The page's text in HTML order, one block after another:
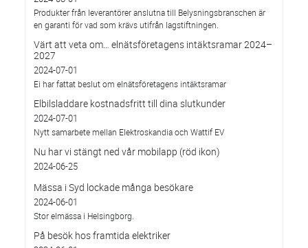
Produkter från leverantörer anslutna till Belysningsbranschen är
en garanti för vad som krävs utifrån lagstiftningen.
Värt att veta om… elnätsföretagens intäktsramar 2024–
2027
2024-07-01
Ei har fattat beslut om elnätsföretagens intäktsramar
Elbilsladdare kostnadsfritt till dina slutkunder
2024-07-01
Nytt samarbete mellan Elektroskandia och Wattif EV
Nu har vi stängt ned vår mobilapp (röd ikon)
2024-06-25
Mässa i Syd lockade många besökare
2024-06-01
Stor elmässa i Helsingborg.
På besök hos framtida elektriker